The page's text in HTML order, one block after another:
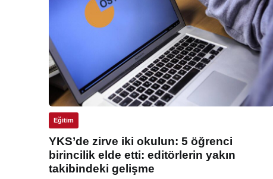
Eğitim
YKS’de zirve iki okulun: 5 öğrenci
birincilik elde etti: editörlerin yakın
takibindeki gelişme